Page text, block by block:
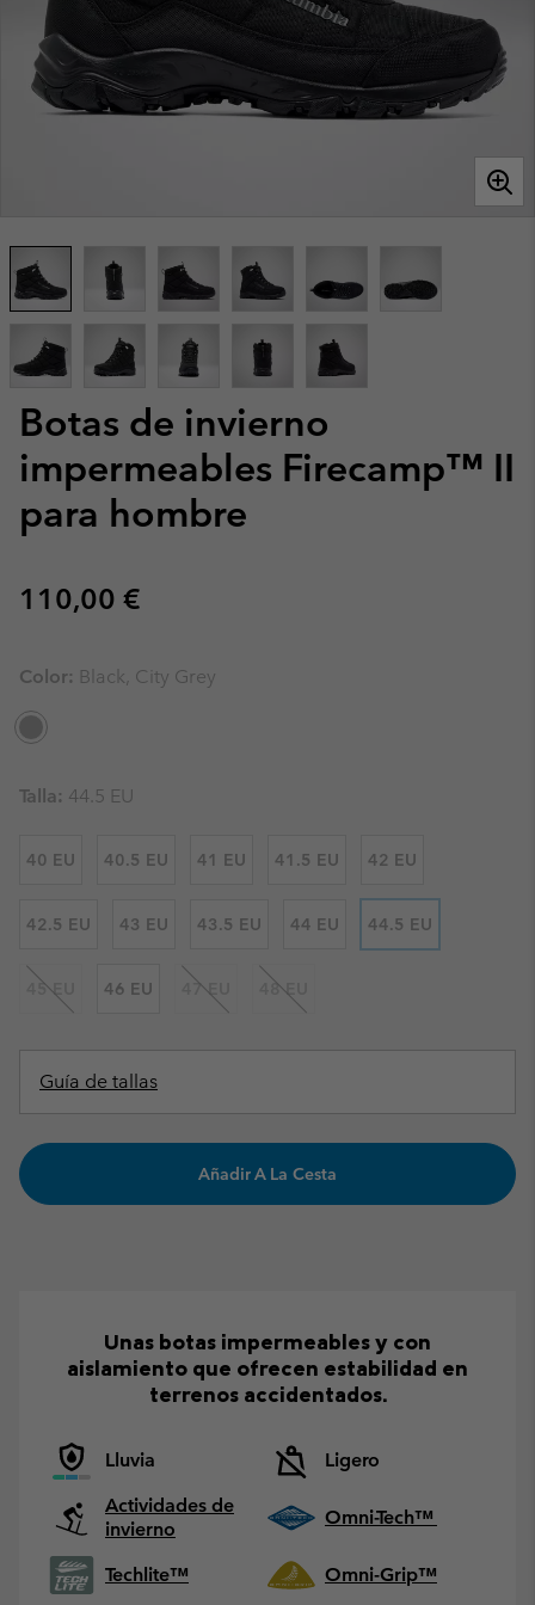
Botas de invierno
impermeables Firecamp™ II
para hombre
Regular price:
110,00 €
Color: Black, City Grey
Talla: 44.5 EU
40 EU 40.5 EU 41 EU 41.5 EU 42 EU
42.5 EU 43 EU 43.5 EU 44 EU 44.5 EU
45 EU 46 EU 47 EU 48 EU
Guía de tallas
Añadir A La Cesta
Unas botas impermeables y con
aislamiento que ofrecen estabilidad en
terrenos accidentados.
Lluvia
Ligero
Actividades de
invierno
Omni-Tech™
Techlite™ Omni-Grip™